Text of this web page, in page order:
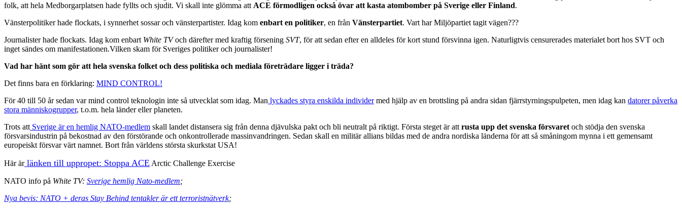
folk, att hela Medborgarplatsen hade fyllts och sjudit. Vi skall inte glömma att ACE förmodligen också övar att kasta atombomber på Sverige eller Finland.
Vänsterpolitiker hade flockats, i synnerhet sossar och vänsterpartister. Idag kom enbart en politiker, en från Vänsterpartiet. Vart har Miljöpartiet tagit vägen???
Journalister hade flockats. Idag kom enbart White TVoch därefter med kraftig försening SVT, för att sedan efter en alldeles för kort stund försvinna igen. Naturligtvis censurerades materialet bort hos SVT och
inget sändes om manifestationen.Vilken skam för Sveriges politiker och journalister!
Vad har hänt som gör att hela svenska folket och dess politiska och mediala företrädare ligger i träda?
Det finns bara en förklaring: MIND CONTROL!
För 40 till 50 år sedan var mind control teknologin inte så utvecklat som idag. Man lyckades styra enskilda individermed hjälp av en brottsling på andra sidan fjärrstyrningspulpeten, men idag kan datorer påverka
stora människogrupper, t.o.m. hela länder eller planeten.
Trots att Sverige är en hemlig NATO-medlem skall landet distansera sig från denna djävulska pakt och bli neutralt på riktigt. Första steget är att rusta upp det svenska försvaret och stödja den svenska
försvarsindustrin på bekostnad av den förstörande och onkontrollerade massinvandringen. Sedan skall en militär allians bildas med de andra nordiska länderna för att så småningom mynna i ett gemensamt
europeiskt försvar värt namnet. Bort från världens största skurkstat USA!
Här ärlänken till uppropet: Stoppa ACE Arctic Challenge Exercise
NATO info på White TV: Sverige hemlig Nato-medlem;
Nya bevis: NATO + deras Stay Behind tentakler är ett terroristnätverk;